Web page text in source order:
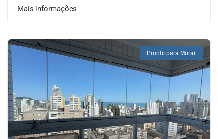
Mais informações
Pronto para Morar